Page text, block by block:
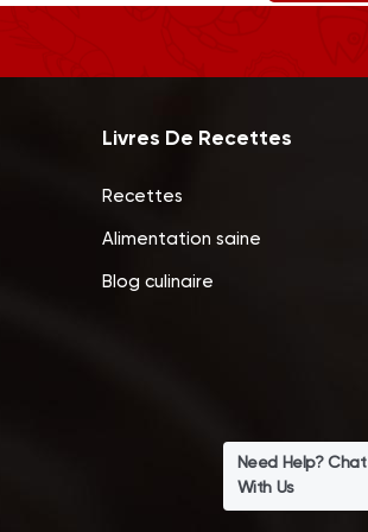
Livres De Recettes
Recettes
Alimentation saine
Blog culinaire
Need Help? Chat
With Us